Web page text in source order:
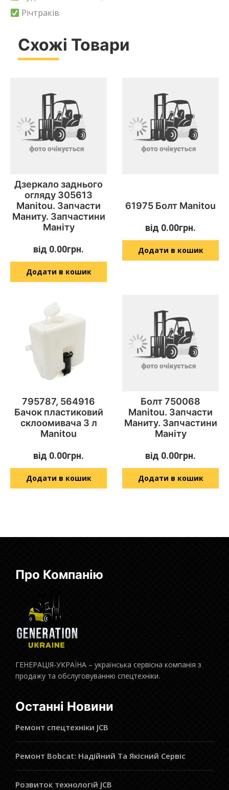
Річтраків
Схожі Товари
Дзеркало заднього
огляду 305613
Manitou. Запчасти
Маниту. Запчастини
Маніту
від 0.00грн.
Додати в кошик
61975 Болт Manitou
від 0.00грн.
Додати в кошик
795787, 564916
Бачок пластиковий
склоомивача 3 л
Manitou
від 0.00грн.
Додати в кошик
Болт 750068
Manitou. Запчасти
Маниту. Запчастини
Маніту
від 0.00грн.
Додати в кошик
Про Компанію
ГЕНЕРАЦІЯ-УКРАЇНА – українська сервісна компанія з
продажу та обслуговуванню спецтехніки.
Останні Новини
Ремонт спецтехніки JCB
Ремонт Bobcat: Надійний Та Якісний Сервіс
Розвиток технологій JCB